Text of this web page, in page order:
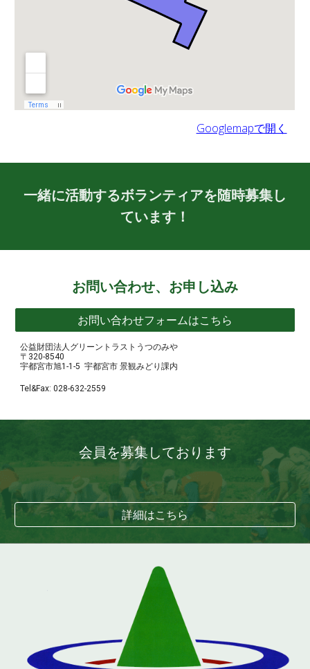
Googlemapで開く
一緒に活動するボランティアを随時募集し
ています！
お問い合わせ、お申し込み
お問い合わせフォームはこちら
公益財団法人グリーントラストうつのみや
〒320-8540
宇都宮市旭1-1-5 宇都宮市 景観みどり課内
Tel&Fax:028-632-2559
会員を募集しております
詳細はこちら